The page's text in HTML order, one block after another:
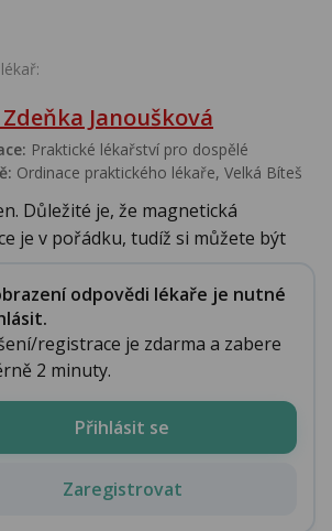
Janoušková
Praktické lékařství pro dospělé
Ordinace praktického lékaře, Velká Bíteš
Důležité je, že magnetická
je v pořádku, tudíž si můžete být
odpovědi lékaře je nutné
registrace je zdarma a zabere
2 minuty.
Přihlásit se
Zaregistrovat